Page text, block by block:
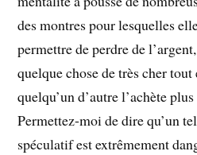
des montres pour lesquelles
permettre de perdre de
quelque chose de très cher
quelqu’un d’autre l’achète
Permettez-moi de dire qu’un
spéculatif est extrêmement